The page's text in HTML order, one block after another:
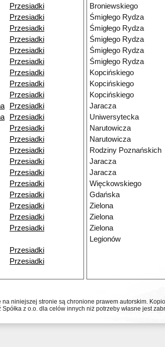
Przesiadki
Przesiadki
Przesiadki
Przesiadki
Przesiadki
Przesiadki
Przesiadki
Przesiadki
Przesiadki
Przesiadki
Przesiadki
Przesiadki
Przesiadki
Przesiadki
Przesiadki
Przesiadki
Przesiadki
Przesiadki
Przesiadki
Przesiadki
Przesiadki
Przesiadki
Przesiadki
Broniewskiego
Śmigłego Rydza
Śmigłego Rydza
Śmigłego Rydza
Śmigłego Rydza
Śmigłego Rydza
Kopcińskiego
Kopcińskiego
Kopcińskiego
Jaracza
Uniwersytecka
Narutowicza
Narutowicza
Rodziny Poznańskich
Jaracza
Jaracza
Więckowskiego
Gdańska
Zielona
Zielona
Zielona
Legionów
na niniejszej stronie są chronione prawem autorskim.
Spółka z o.o. dla celów innych niż potrzeby własne jest